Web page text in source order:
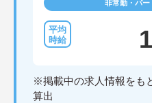
非常勤・パー
※掲載中の求人情報をも
算出